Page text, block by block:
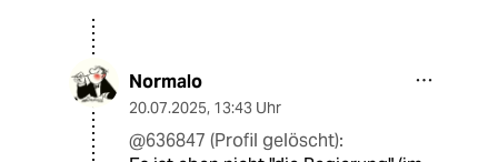
Normalo
20.07.2025, 13:43 Uhr
@636847 (Profil gelöscht):